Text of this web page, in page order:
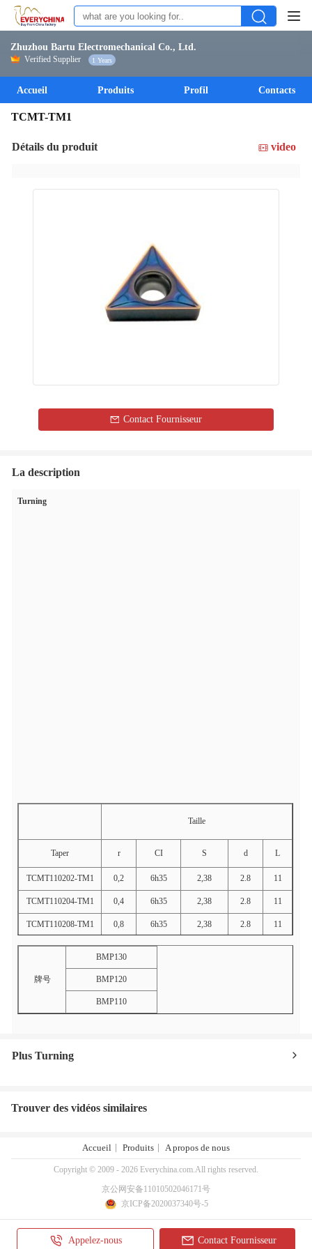
Zhuzhou Bartu Electromechanical Co., Ltd.
Verified Supplier 1 Years
Accueil Produits Profil Contacts
TCMT-TM1
Détails du produit video
Contact Fournisseur
La description
Turning
Taille
Taper r CI S d L
TCMT110202-TM1 0,2 6h35 2,38 2.8 11
TCMT110204-TM1 0,4 6h35 2,38 2.8 11
TCMT110208-TM1 0,8 6h35 2,38 2.8 11
牌号
BMP130
BMP120
BMP110
Plus Turning
Trouver des vidéos similaires
Appelez-nous Contact Fournisseur
Accueil Produits A propos de nous
Copyright © 2009 - 2026 Everychina.com.All rights reserved.
京公网安备11010502046171号
京ICP备2020037340号-5